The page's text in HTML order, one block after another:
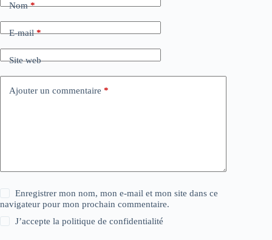
Nom*
E-mail*
Site web
Ajouter un commentaire *
Enregistrer mon nom, mon e-mail et mon site dans ce
navigateur pour mon prochain commentaire.
J’accepte lapolitique de confidentialité